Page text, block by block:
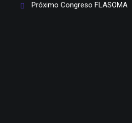
Próximo Congreso FLASOMA